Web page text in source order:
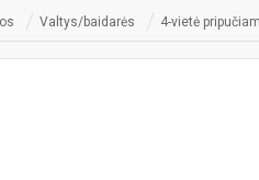
Valtys/baidarės 4-vietė